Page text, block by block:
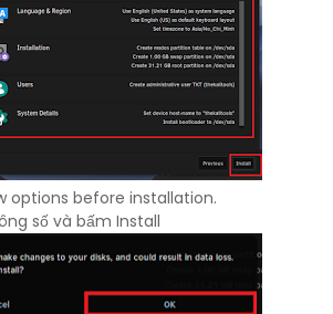
options before installation.
số và bấm Install